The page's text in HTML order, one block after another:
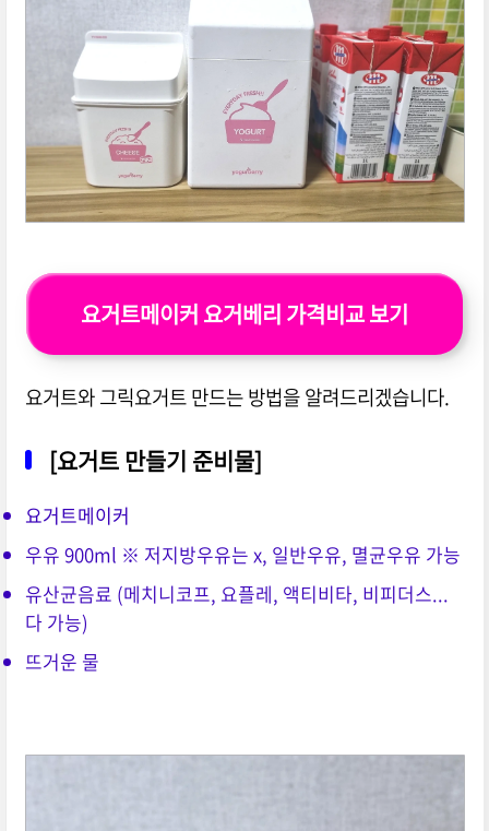
요거트메이커 요거베리 가격비교 보기
요거트와 그릭요거트 만드는 방법을 알려드리겠습니다.
[요거트 만들기 준비물]
요거트메이커
우유 900ml ※ 저지방우유는 x, 일반우유, 멸균우유 가능
유산균음료 (메치니코프, 요플레, 액티비타, 비피더스...
다 가능)
뜨거운 물